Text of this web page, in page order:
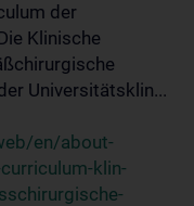
der
Klinische
Universitätsklin...
en/about-
klin-